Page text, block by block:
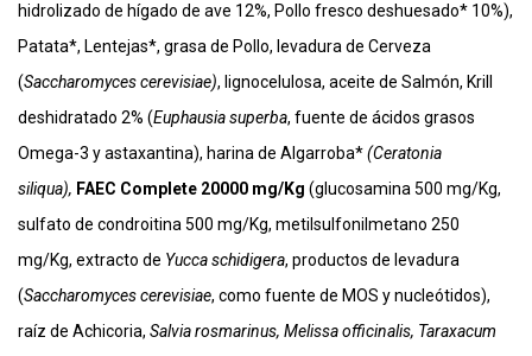
hidrolizado de hígado de ave 12%, Pollo fresco deshuesado* 10%),
Patata*, Lentejas*, grasa de Pollo, levadura de Cerveza
(Saccharomyces cerevisiae), lignocelulosa, aceite de Salmón, Krill
deshidratado 2% (Euphausia superba, fuente de ácidos grasos
Omega-3 y astaxantina), harina de Algarroba*(Ceratonia
siliqua), FAEC Complete 20000 mg/Kg (glucosamina 500 mg/Kg,
sulfato de condroitina 500 mg/Kg, metilsulfonilmetano 250
mg/Kg, extracto de Yucca schidigera, productos de levadura
(Saccharomyces cerevisiae, como fuente de MOS y nucleótidos),
raíz de Achicoria, Salvia rosmarinus, Melissa officinalis, Taraxacum